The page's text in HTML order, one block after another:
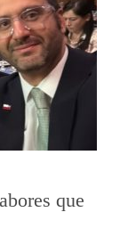
que